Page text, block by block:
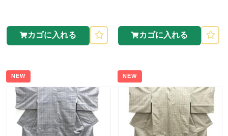
カゴに入れる カゴに入れる
NEW NEW